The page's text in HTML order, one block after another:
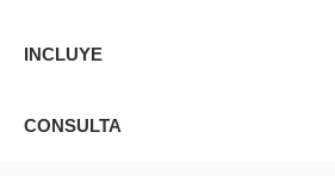
INCLUYE
CONSULTA